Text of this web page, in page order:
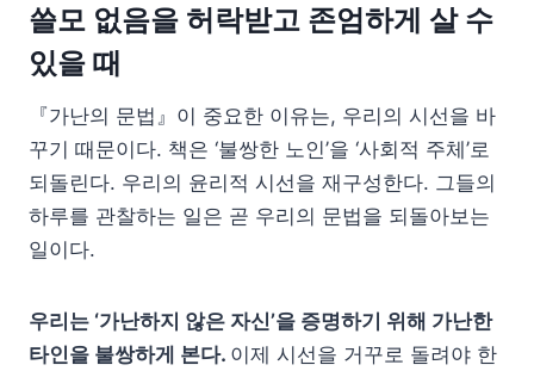
쓸모 없음을 허락받고 존엄하게 살 수
있을 때
『가난의 문법』이 중요한 이유는, 우리의 시선을 바
꾸기 때문이다. 책은 ‘불쌍한 노인’을 ‘사회적 주체’로
되돌린다. 우리의 윤리적 시선을 재구성한다. 그들의
하루를 관찰하는 일은 곧 우리의 문법을 되돌아보는
일이다.
우리는 ‘가난하지 않은 자신’을 증명하기 위해 가난한
타인을 불쌍하게 본다. 이제 시선을 거꾸로 돌려야 한